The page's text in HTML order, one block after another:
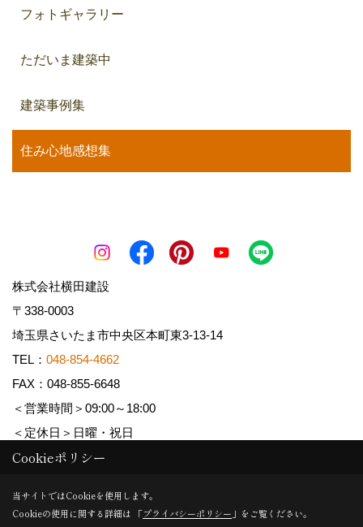
フォトギャラリー
ただいま建築中
建築事例集
住み心地感想集
株式会社横田建設
〒338-0003
埼玉県さいたま市中央区本町東3-13-14
TEL： 048-854-4662
FAX：048-855-6648
＜営業時間＞09:00～18:00
＜定休日＞日曜・祝日
Copyright (c) YOKOTA Kensetsu Co.,Ltd. All Rights Reserved.
Produced byゴデスクリエイト
Cookieポリシー
当サイトではCookieを使用します。
Cookieの使用に関する詳細は 「プライバシーポリシー 」をご覧ください。